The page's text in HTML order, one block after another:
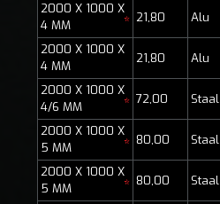
2000 X 1000 X
4 MM
* 21,80 Alu
2000 X 1000 X
4 MM
21,80 Alu
2000 X 1000 X
4/6 MM
* 72,00 Staal
2000 X 1000 X
5 MM
* 80,00 Staal
2000 X 1000 X
5 MM
* 80,00 Staal